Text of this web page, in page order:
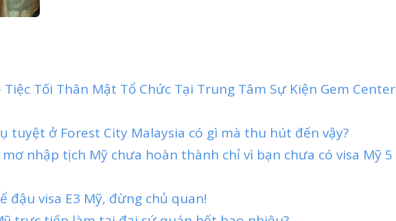
Tiệc Tối Thân Mật Tổ Chức Tại Trung Tâm Sự Kiện Gem Center
tuyệt ở Forest City Malaysia có gì mà thu hút đến vậy?
nhập tịch Mỹ chưa hoàn thành chỉ vì bạn chưa có visa Mỹ 5
đậu visa E3 Mỹ, đừng chủ quan!